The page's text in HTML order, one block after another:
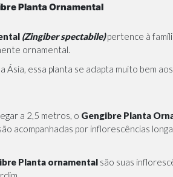
Planta Ornamental
(Zingiber spectabile)pertence à
ornamental.
Ásia, essa planta se adapta muito bem
a 2,5 metros, o Gengibre Planta
acompanhadas por inflorescências
Planta ornamental são suas